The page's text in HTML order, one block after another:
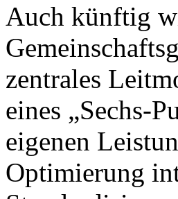
Auch künftig
zentrales
eines „Sechs-
eigenen
Optimierung